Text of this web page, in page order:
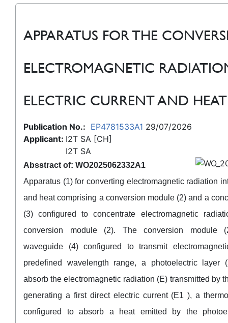
APPARATUS FOR THE
ELECTROMAGNETIC
ELECTRIC CURRENT AND HEAT
Publication No.: EP4781533A1 29/07/2026
Applicant: I2T SA [CH]
I2T SA
Absstract of: WO2025062332A1
Apparatus (1) for converting electromagnetic radiation
and heat comprising a conversion module (2) and a
(3) configured to concentrate electromagnetic
conversion module (2). The conversion module
waveguide (4) configured to transmit
predefined wavelength range, a photoelectric layer
absorb the electromagnetic radiation (E) transmitted by
generating a first direct electric current (E1 ), a
configured to absorb a heat emitted by the